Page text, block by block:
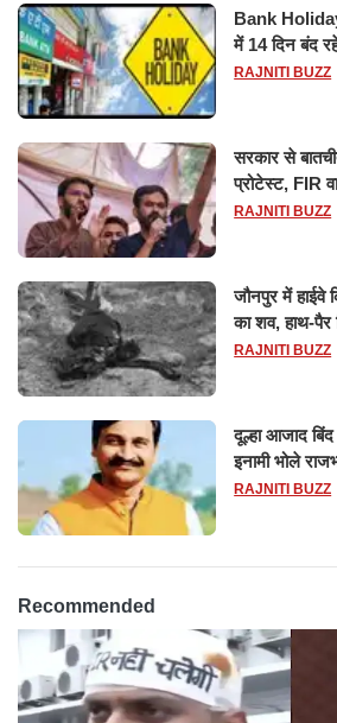
Bank
में 14 दिन बंद
छुट्टियों की लिस्ट​​​​​​​
RAJNITI BUZZ
सरकार से
प्रोटेस्ट, FIR
सहमति
RAJNITI BUZZ
जौनपुर में हाईवे
का शव, हाथ-
RAJNITI BUZZ
दूल्हा आजाद
इनामी भोले
14 दिन के लिए
RAJNITI BUZZ
Recommended